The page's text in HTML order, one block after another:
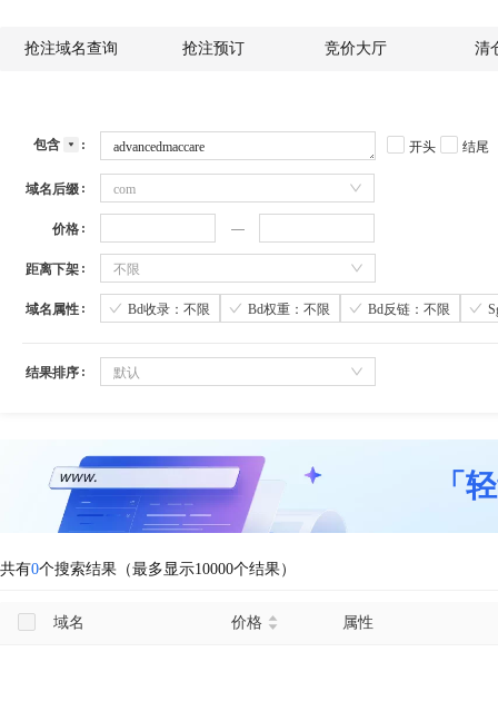
抢注域名查询 抢注预订 竞价大厅 清
包含 开头 结尾
域名后缀 com
价格
距离下架 不限
域名属性 Bd收录：不限 Bd权重：不限 Bd反链：不限
结果排序 默认
「
共有0个搜索结果（最多显示10000个结果）
域名 价格 属性